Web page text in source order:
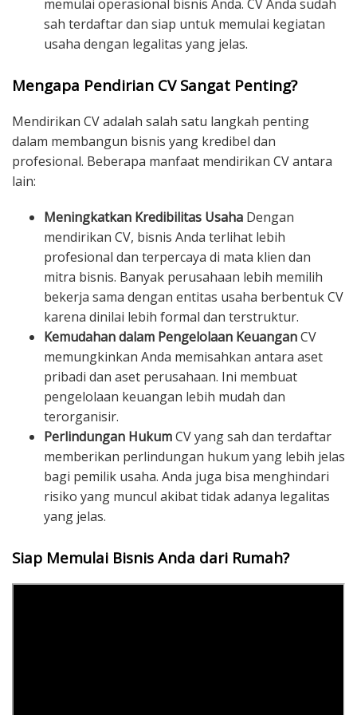
memulai operasional bisnis Anda. CV Anda sudah
sah terdaftar dan siap untuk memulai kegiatan
usaha dengan legalitas yang jelas.
Mengapa Pendirian CV Sangat Penting?
Mendirikan CV adalah salah satu langkah penting
dalam membangun bisnis yang kredibel dan
profesional. Beberapa manfaat mendirikan CV antara
lain:
Meningkatkan Kredibilitas Usaha Dengan
mendirikan CV, bisnis Anda terlihat lebih
profesional dan terpercaya di mata klien dan
mitra bisnis. Banyak perusahaan lebih memilih
bekerja sama dengan entitas usaha berbentuk CV
karena dinilai lebih formal dan terstruktur.
Kemudahan dalam Pengelolaan KeuanganCV
memungkinkan Anda memisahkan antara aset
pribadi dan aset perusahaan. Ini membuat
pengelolaan keuangan lebih mudah dan
terorganisir.
Perlindungan HukumCV yang sah dan terdaftar
memberikan perlindungan hukum yang lebih jelas
bagi pemilik usaha. Anda juga bisa menghindari
risiko yang muncul akibat tidak adanya legalitas
yang jelas.
Siap Memulai Bisnis Anda dari Rumah?